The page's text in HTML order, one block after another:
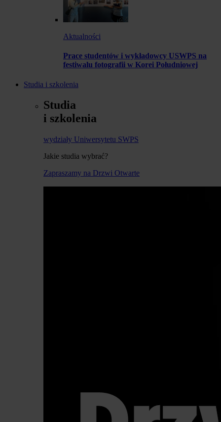
Aktualności
Prace studentów i wykładowcy USWPS na
festiwalu fotografii w Korei Południowej
Studia i szkolenia
Studia
i szkolenia
wydziały Uniwersytetu SWPS
Jakie studia wybrać?
Zapraszamy na Drzwi Otwarte